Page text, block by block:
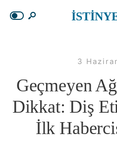
3
Geçmeyen
Dikkat: Diş Eti
İlk